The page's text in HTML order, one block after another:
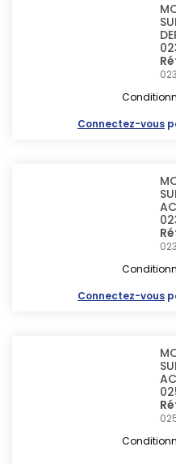
Connectez-vous
Connectez-vous